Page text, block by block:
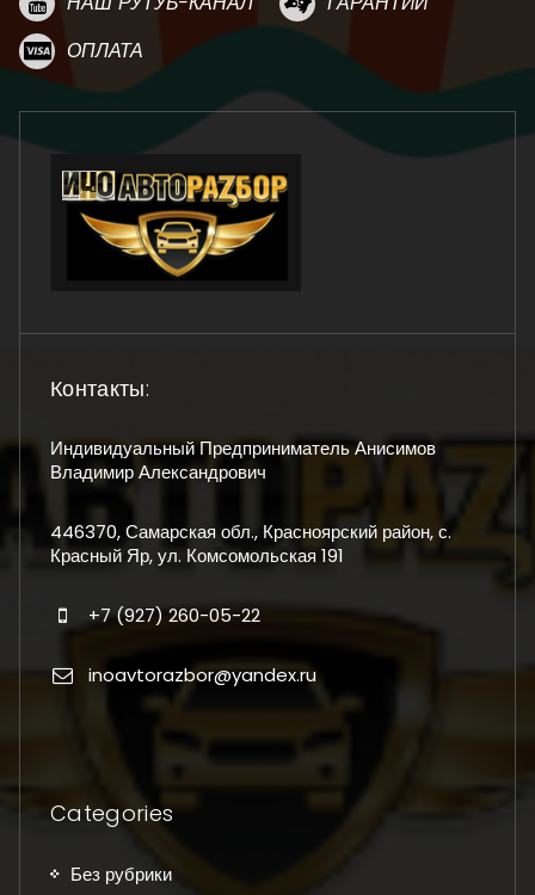
ОПЛАТА
Контакты:
Индивидуальный Предприниматель Анисимов
Владимир Александрович
446370, Самарская обл., Красноярский район, с.
Красный Яр, ул. Комсомольская 191
+7 (927) 260-05-22
inoavtorazbor@yandex.ru
Categories
Без рубрики